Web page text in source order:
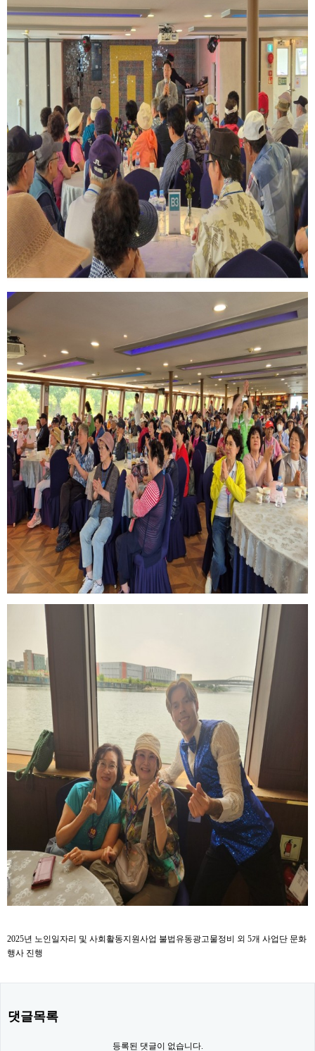
2025년 노인일자리 및 사회활동지원사업 불법유동광고물정비 외 5개 사업단 문화
행사 진행
댓글목록
등록된 댓글이 없습니다.